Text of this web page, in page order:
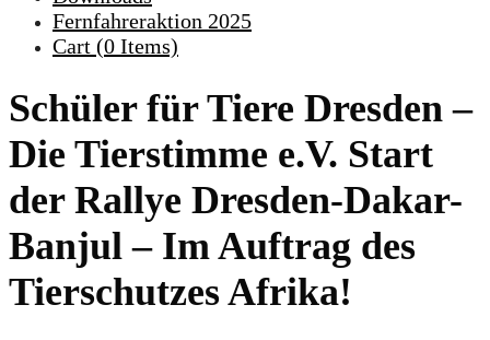
Fernfahreraktion 2025
Cart (0 Items)
Schüler für Tiere Dresden –
Die Tierstimme e.V. Start
der Rallye Dresden-Dakar-
Banjul – Im Auftrag des
Tierschutzes Afrika!